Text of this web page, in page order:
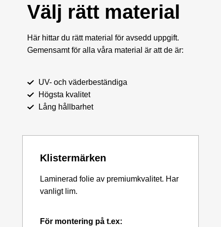
Välj rätt material
Här hittar du rätt material för avsedd uppgift.
Gemensamt för alla våra material är att de är:
UV- och väderbeständiga
Högsta kvalitet
Lång hållbarhet
Klistermärken
Laminerad folie av premiumkvalitet. Har
vanligt lim.
För montering på t.ex: